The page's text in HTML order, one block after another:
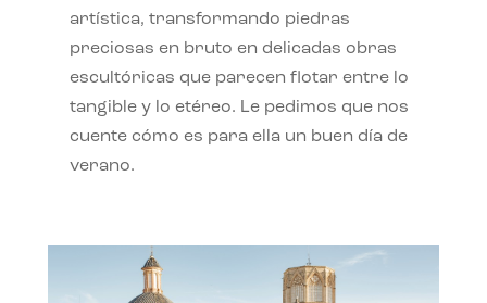
artística, transformando piedras
preciosas en bruto en delicadas obras
escultóricas que parecen flotar entre lo
tangible y lo etéreo. Le pedimos que nos
cuente cómo es para ella un buen día de
verano.